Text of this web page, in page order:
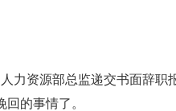
力资源部总监递交书面辞职
的事情了。